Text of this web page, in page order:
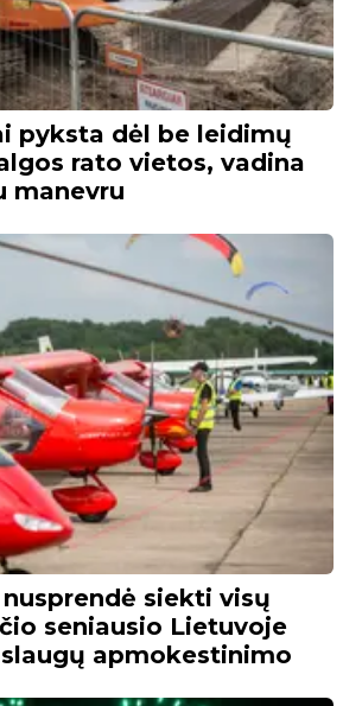
pyksta dėl be leidimų
rato vietos, vadina
manevru
siekti visų
seniausio Lietuvoje
apmokestinimo